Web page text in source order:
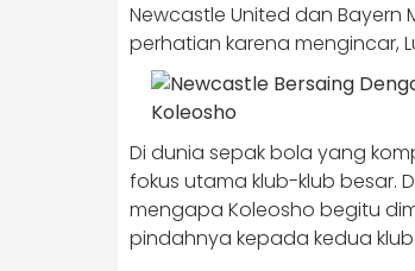
Newcastle United dan
perhatian karena mengincar,
Di dunia sepak bola yang
fokus utama klub-klub besar.
mengapa Koleosho begitu
pindahnya kepada kedua